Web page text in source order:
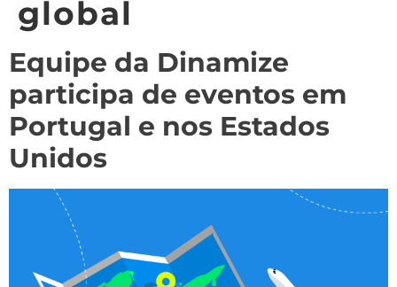
global
Equipe da Dinamize
participa de eventos em
Portugal e nos Estados
Unidos